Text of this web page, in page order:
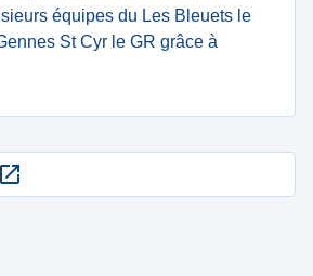
équipes du Les Bleuets le
St Cyr le GR grâce à